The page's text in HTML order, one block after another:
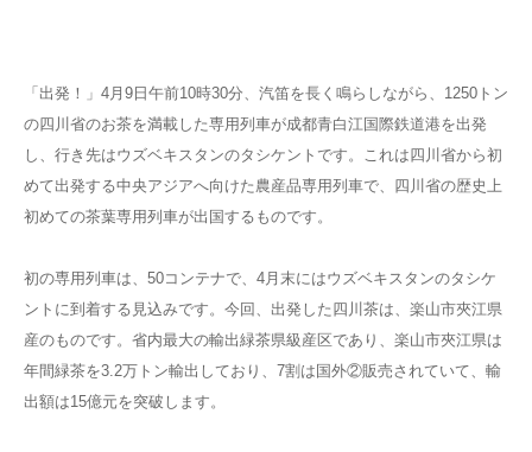
「出発！」4月9日午前10時30分、汽笛を長く鳴らしながら、1250トン
の四川省のお茶を満載した専用列車が成都青白江国際鉄道港を出発
し、行き先はウズベキスタンのタシケントです。これは四川省から初
めて出発する中央アジアへ向けた農産品専用列車で、四川省の歴史上
初めての茶葉専用列車が出国するものです。
初の専用列車は、50コンテナで、4月末にはウズベキスタンのタシケ
ントに到着する見込みです。今回、出発した四川茶は、楽山市夾江県
産のものです。省内最大の輸出緑茶県級産区であり、楽山市夾江県は
年間緑茶を3.2万トン輸出しており、7割は国外②販売されていて、輸
出額は15億元を突破します。